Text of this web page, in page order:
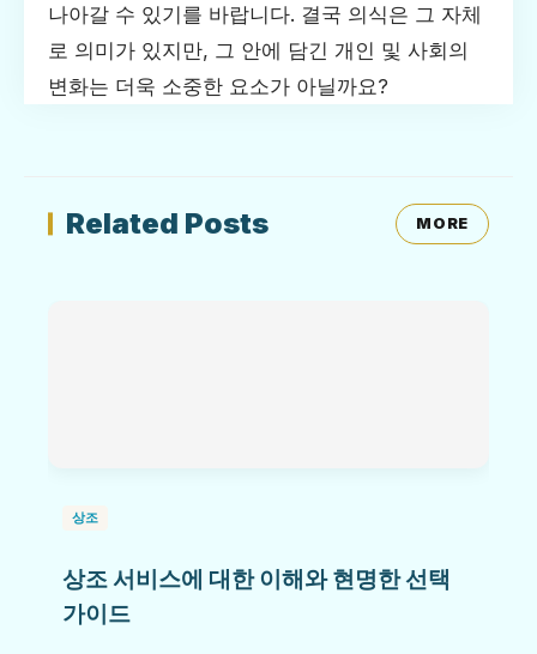
나아갈 수 있기를 바랍니다. 결국 의식은 그 자체
로 의미가 있지만, 그 안에 담긴 개인 및 사회의
변화는 더욱 소중한 요소가 아닐까요?
Related Posts MORE
상조
상조 서비스에 대한 이해와 현명한 선택
가이드